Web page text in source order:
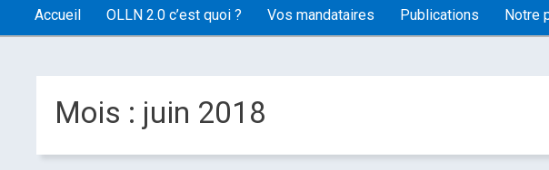
Accueil OLLN 2.0 c’est quoi ? Vos mandataires Publications Notre
Mois : juin 2018